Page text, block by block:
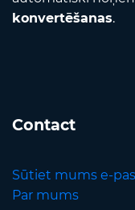
konvertēšanas.
Contact
Sūtiet mums e-
Par mums